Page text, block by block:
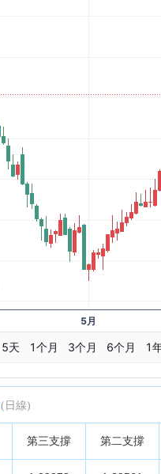
(日線)
第三支撐 第二支撐